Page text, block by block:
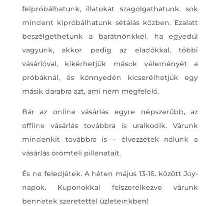
felpróbálhatunk, illatokat szagolgathatunk, sok
mindent kipróbálhatunk sétálás közben. Ezalatt
beszélgethetünk a barátnőnkkel, ha egyedül
vagyunk, akkor pedig az eladókkal, többi
vásárlóval, kikérhetjük mások véleményét a
próbáknál, és könnyedén kicserélhetjük egy
másik darabra azt, ami nem megfelelő.
Bár az online vásárlás egyre népszerűbb, az
offline vásárlás továbbra is uralkodik. Várunk
mindenkit továbbra is – élvezzétek nálunk a
vásárlás örömteli pillanatait.
És ne feledjétek. A héten május 13-16. között Joy-
napok. Kuponokkal felszerelkezve várunk
bennetek szeretettel üzleteinkben!